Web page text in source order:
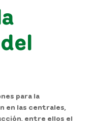
para la
en las centrales,
entre ellos el